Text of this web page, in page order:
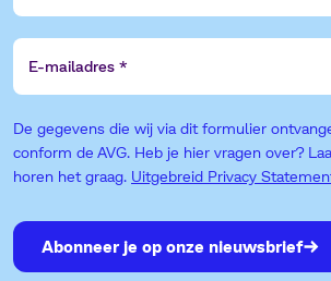
E-
mailadres
De gegevens die wij via dit formulier
conform de AVG. Heb je hier vragen over?
horen het graag. Uitgebreid Privacy
Abonneer je op onze nieuwsbrief